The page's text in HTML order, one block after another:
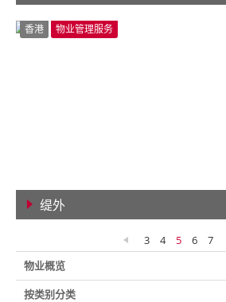
香港 物业管理服务
缇外
3 4 5 6
7
物业概览
按类别分类